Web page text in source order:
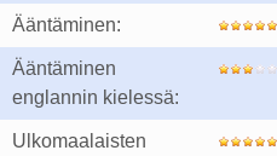
Ääntäminen:
Ääntäminen
englannin kielessä:
Ulkomaalaisten